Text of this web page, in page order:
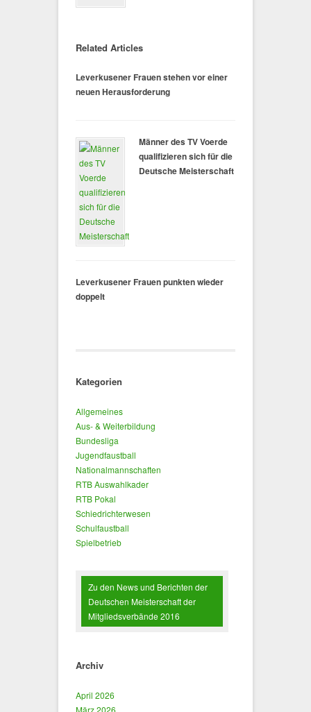
Related Articles
Leverkusener Frauen stehen vor einer
neuen Herausforderung
Männer des TV Voerde
qualifizieren sich für die
Deutsche Meisterschaft
Leverkusener Frauen punkten wieder
doppelt
Kategorien
Allgemeines
Aus- & Weiterbildung
Bundesliga
Jugendfaustball
Nationalmannschaften
RTB Auswahlkader
RTB Pokal
Schiedrichterwesen
Schulfaustball
Spielbetrieb
Zu den News und Berichten der
Deutschen Meisterschaft der
Mitgliedsverbände 2016
Archiv
April 2026
März 2026